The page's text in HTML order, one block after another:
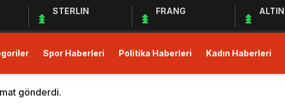
STERLIN FRANG ALTIN
Spor Haberleri Politika Haberleri Kadın Haberleri
Eden Bergüzar Korel, Dayanışmanın Önemine Vurgu Yaptı!
kısıtlı!
gönderdi.